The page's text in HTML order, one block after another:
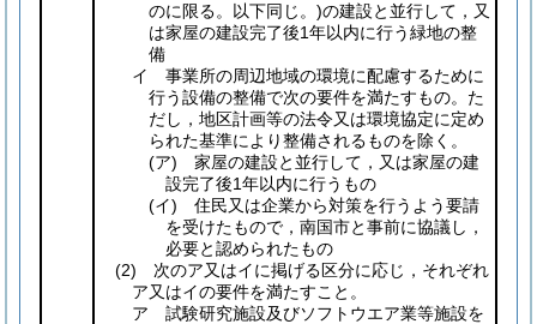
のに限る。以下同じ。)の建設と並行して，又
は家屋の建設完了後1年以内に行う緑地の整
備
イ 事業所の周辺地域の環境に配慮するために
行う設備の整備で次の要件を満たすもの。た
だし，地区計画等の法令又は環境協定に定め
られた基準により整備されるものを除く。
(ア) 家屋の建設と並行して，又は家屋の建
設完了後1年以内に行うもの
(イ) 住民又は企業から対策を行うよう要請
を受けたもので，南国市と事前に協議し，
必要と認められたもの
(2) 次のア又はイに掲げる区分に応じ，それぞれ
ア又はイの要件を満たすこと。
ア 試験研究施設及びソフトウエア業等施設を